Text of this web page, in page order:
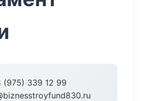
(975) 339 12 99